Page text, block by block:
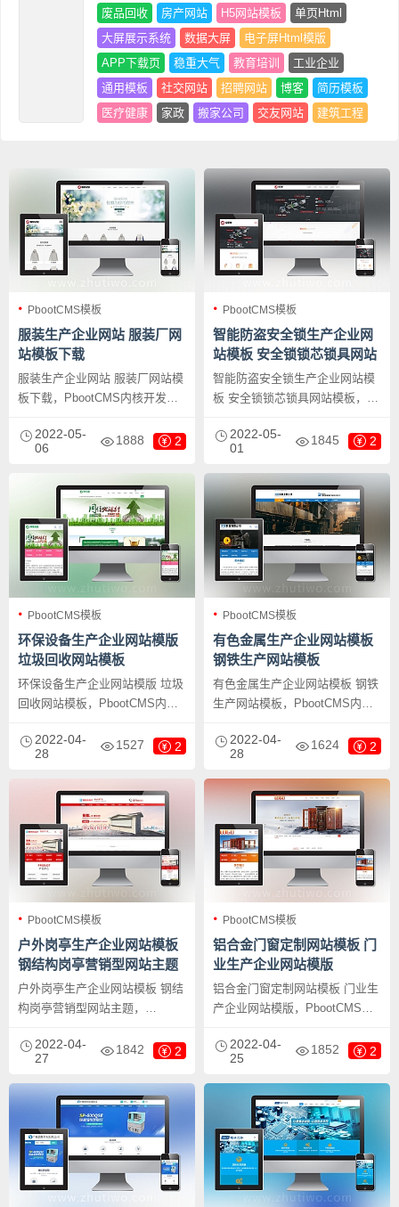
废品回收
房产网站 H5网站模板
单页Html
大屏展示系统
数据大屏
电子屏Html模版
APP下载页
稳重大气 教育培训
工业企业
通用模板
社交网站 招聘网站 博客
简历模板
医疗健康
家政 搬家公司 交友网站 建筑工程
PbootCMS模板
服装生产企业网站 服装厂网
站模板下载
服装生产企业网站 服装厂网站模
板下载，PbootCMS内核开发的
网、服装定制网站等企业，当然
其他行业也可以做，只需要把文
字图片换成其他行业的即可；自
适应，同一个后台，数据即时同
步，简单适用！附带测试数据！
2022-05-
06
1888 2
PbootCMS模板
智能防盗安全锁生产企业网
站模板 安全锁锁芯锁具网站
模板
智能防盗安全锁生产企业网站模
板 安全锁锁芯锁具网站模板，
板，该模板适用于锁芯锁具网
站、智能锁网站等企业，当然其
他行业也可以做，只需要把文字
图片换成其他行业的即可；响应
式，同一个后台，数据即时同
步，简单适用！附带测试数据！
2022-05-
01
1845 2
PbootCMS模板
环保设备生产企业网站模版
垃圾回收网站模板
环保设备生产企业网站模版 垃圾
回收网站模板，PbootCMS内核
资源回收网站、环保设备网站等
企业，当然其他行业也可以做，
只需要把文字图片换成其他行业
的即可；PC+WAP，同一个后
台，数据即时同步，简单适用！
附带测试数据！
2022-04-
28
1527 2
PbootCMS模板
有色金属生产企业网站模板
钢铁生产网站模板
有色金属生产企业网站模板 钢铁
生产网站模板，PbootCMS内核
有色金属网站、钢铁企业网站等
企业，当然其他行业也可以做，
只需要把文字图片换成其他行业
的即可；PC+WAP，同一个后
台，数据即时同步，简单适用！
附带测试数据！
2022-04-
28
1624 2
PbootCMS模板
户外岗亭生产企业网站模板
钢结构岗亭营销型网站主题
户外岗亭生产企业网站模板 钢结
构岗亭营销型网站主题，
板，该模板适用于营销型网站、
户外岗亭网站等企业，当然其他
行业也可以做，只需要把文字图
片换成其他行业的即可；
PC+WAP，同一个后台，数据即
时同步，简单适用！附带测试数
据！
2022-04-
27
1842 2
PbootCMS模板
铝合金门窗定制网站模板 门
业生产企业网站模版
铝合金门窗定制网站模板 门业生
产企业网站模版，PbootCMS内
于门窗网站、门窗网站等企业，
当然其他行业也可以做，只需要
把文字图片换成其他行业的即
可；PC+WAP，同一个后台，数
据即时同步，简单适用！附带测
试数据！
2022-04-
25
1852 2